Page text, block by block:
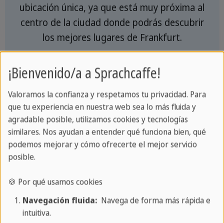
ubicación única, ya que está muy próxima al
centro de la ciudad donde podrás descubrir
los mejores lugares de Frankfurt.
¡Bienvenido/a a Sprachcaffe!
Valoramos la confianza y respetamos tu privacidad. Para
que tu experiencia en nuestra web sea lo más fluida y
agradable posible, utilizamos cookies y tecnologías
similares. Nos ayudan a entender qué funciona bien, qué
podemos mejorar y cómo ofrecerte el mejor servicio
posible.
🍪 Por qué usamos cookies
Navegación fluida:Navega de forma más rápida e
intuitiva.